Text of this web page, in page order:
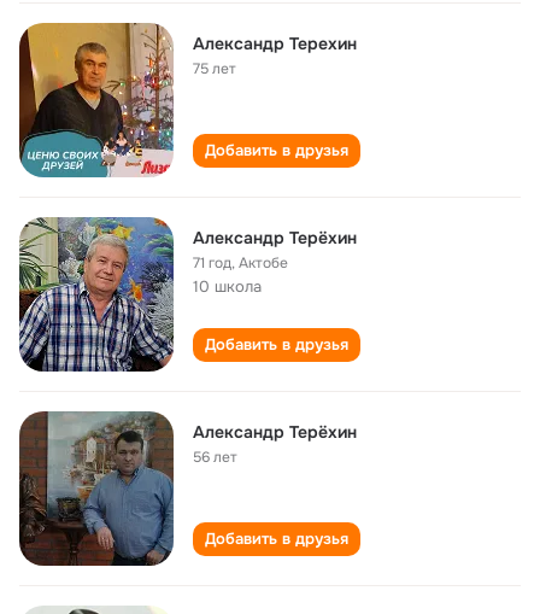
Александр Терехин
75 лет
Добавить в друзья
Александр Терёхин
71 год,Актобе
10 школа
Добавить в друзья
Александр Терёхин
56 лет
Добавить в друзья